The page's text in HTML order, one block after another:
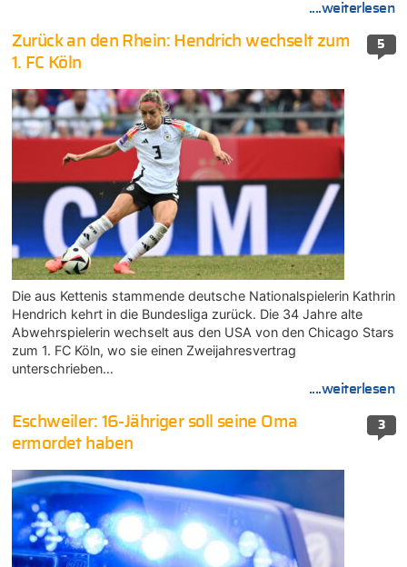
....weiterlesen
5
Zurück an den Rhein: Hendrich wechselt zum
1. FC Köln
Die aus Kettenis stammende deutsche Nationalspielerin Kathrin
Hendrich kehrt in die Bundesliga zurück. Die 34 Jahre alte
Abwehrspielerin wechselt aus den USA von den Chicago Stars
zum 1. FC Köln, wo sie einen Zweijahresvertrag
unterschrieben…
....weiterlesen
3
Eschweiler: 16-Jähriger soll seine Oma
ermordet haben